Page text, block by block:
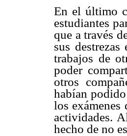
En el último
estudiantes
que a través
sus
trabajos de
poder
otros
habían
los exámenes
actividades.
hecho de no